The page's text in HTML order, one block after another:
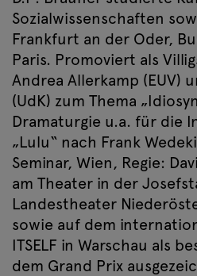
Sozialwissenschaften
Frankfurt an der Oder,
Paris. Promoviert als
Andrea Allerkamp (EUV)
(UdK) zum Thema
Dramaturgie u.a. für die
„Lulu“ nach Frank
Seminar, Wien, Regie:
am Theater in der
Landestheater
sowie auf dem
ITSELF in Warschau als
dem Grand Prix